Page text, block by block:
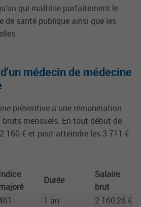
qui maîtrise parfaitement le
de santé publique ainsi que les
médecin de médecine
préventive a une rémunération
bruts mensuels. En tout début de
160 € et peut atteindre les 3 711 €
Durée
Salaire
brut
1 an
2 160,26 €